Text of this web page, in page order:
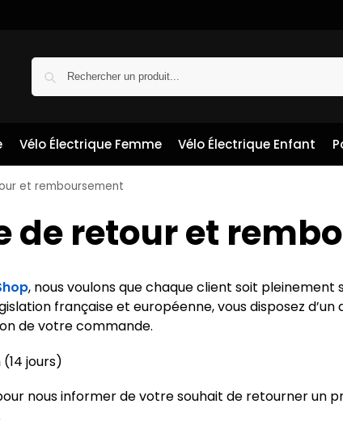
Vélo Électrique Femme Vélo Électrique Enfant
et remboursement
de retour et
, nous voulons que chaque client soit pleinement
française et européenne, vous disposez
de votre commande.
jours)
nous informer de votre souhait de retourner un